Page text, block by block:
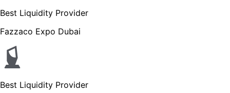
Best Liquidity Provider
Fazzaco Expo Dubai
Best Liquidity Provider